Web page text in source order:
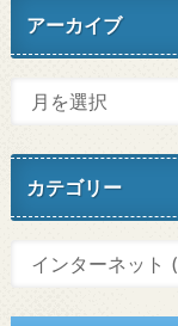
アーカイブ
カテゴリー